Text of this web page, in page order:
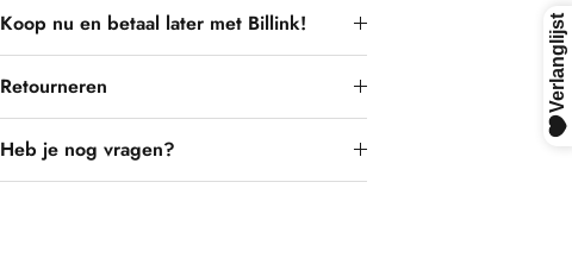
Koop nu en betaal later met Billink!
Retourneren
Heb je nog vragen?